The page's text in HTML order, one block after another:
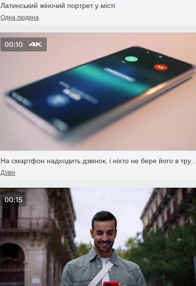
Латинський жіночий портрет у місті
Одна людина
00:10
Дзвін
00:15